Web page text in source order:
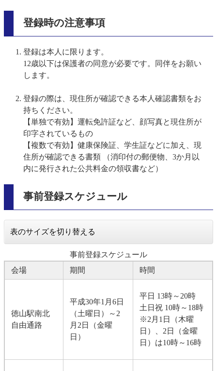
登録時の注意事項
登録は本人に限ります。
12歳以下は保護者の同意が必要です。同伴をお願い
します。
登録の際は、現住所が確認できる本人確認書類をお
持ちください。
【単独で有効】運転免許証など、顔写真と現住所が
印字されているもの
【複数で有効】 健康保険証、学生証などに加え、現
住所が確認できる書類 （消印付の郵便物、3か月以
内に発行された公共料金の領収書など）
事前登録スケジュール
表のサイズを切り替える
事前登録スケジュール
会場
期間 時間
徳山駅南北
自由通路
平成30年1月6日
（土曜日）～2
月2日（金曜
日）
平日 13時～20時
土日祝 10時～18時
※2月1日（木曜
日）、2日（金曜
日）は10時～16時